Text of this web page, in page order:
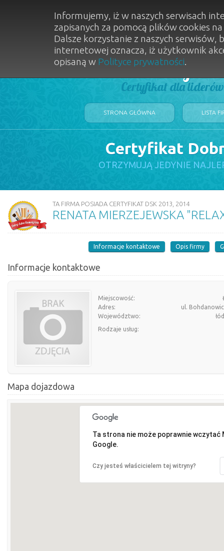
Dobry
Certyfikat dla
STRONA GŁÓWNA LISTA
Certyfikat
OTRZYMUJĄ JEDYNIE
TA FIRMA POSIADA CERTYFIKAT DSK 2013, 2014
RENATA MIERZEJEWSKA
Informacje kontaktowe Opis firmy
Informacje kontaktowe
Miejscowość:
Adres:
ul.
Województwo:
Rodzaje usług:
Mapa dojazdowa
Ta strona nie może poprawnie wczytać
Google.
Czy jesteś właścicielem tej witryny?
Informujemy, iż w naszych serwisach
zapisanych za pomocą plików cookies
Dalsze korzystanie z naszych
internetowej oznacza, iż użytkownik
opisaną w Polityce prywatności.